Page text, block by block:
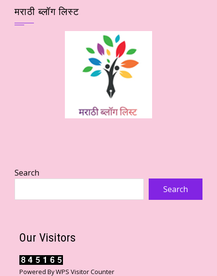
मराठी ब्लॉग लिस्ट
Search
Search
Our Visitors
Powered ByWPS Visitor Counter